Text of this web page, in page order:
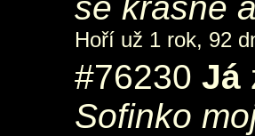
Hoří už 1 rok, 92
#76230 Já
Sofinko